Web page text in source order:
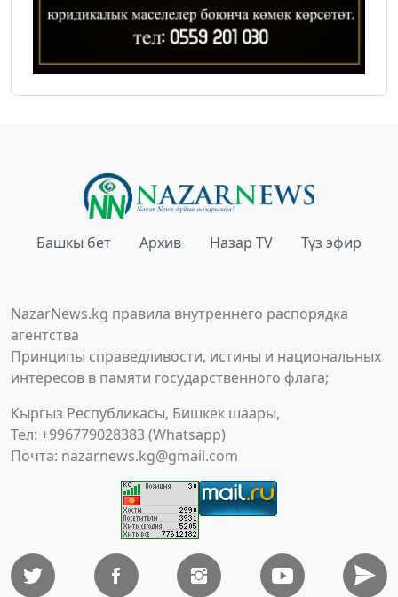
Башкы бет Архив Назар TV Түз эфир
NazarNews.kg правила внутреннего распорядка
агентства
Принципы справедливости, истины и национальных
интересов в памяти государственного флага;
Кыргыз Республикасы, Бишкек шаары,
Тел: +996779028383 (Whatsapp)
Почта: nazarnews.kg@gmail.com